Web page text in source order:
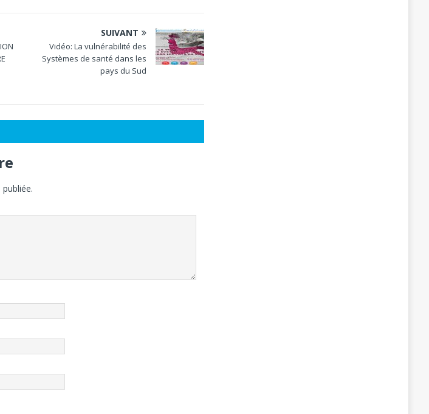
SUIVANT
Vidéo: La vulnérabilité des
Systèmes de santé dans les
pays du Sud